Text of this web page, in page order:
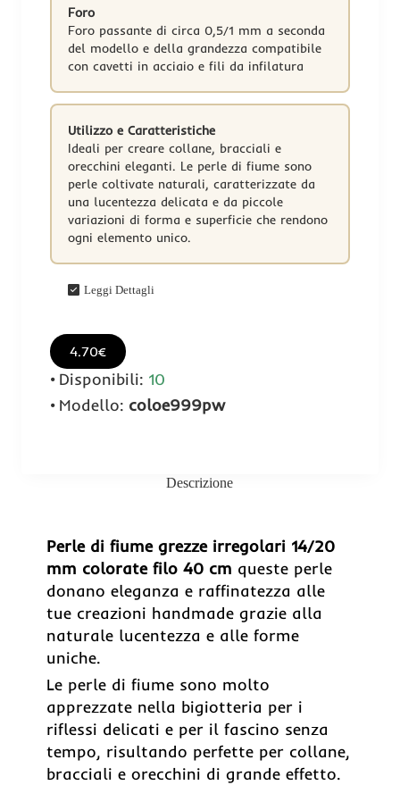
Foro
Foro passante di circa 0,5/1 mm a seconda
del modello e della grandezza compatibile
con cavetti in acciaio e fili da infilatura
Utilizzo e Caratteristiche
Ideali per creare collane, bracciali e
orecchini eleganti. Le perle di fiume sono
perle coltivate naturali, caratterizzate da
una lucentezza delicata e da piccole
variazioni di forma e superficie che rendono
ogni elemento unico.
Leggi Dettagli
4.70€
Disponibili: 10
Modello: coloe999pw
Descrizione
Perle di fiume grezze irregolari 14/20
mm colorate filo 40 cm queste perle
donano eleganza e raffinatezza alle
tue creazioni handmade grazie alla
naturale lucentezza e alle forme
uniche.
Le perle di fiume sono molto
apprezzate nella bigiotteria per i
riflessi delicati e per il fascino senza
tempo, risultando perfette per collane,
bracciali e orecchini di grande effetto.